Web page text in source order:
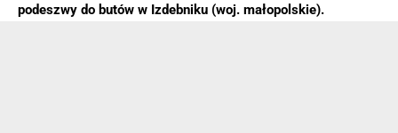
podeszwy do butów w Izdebniku (woj. małopolskie).